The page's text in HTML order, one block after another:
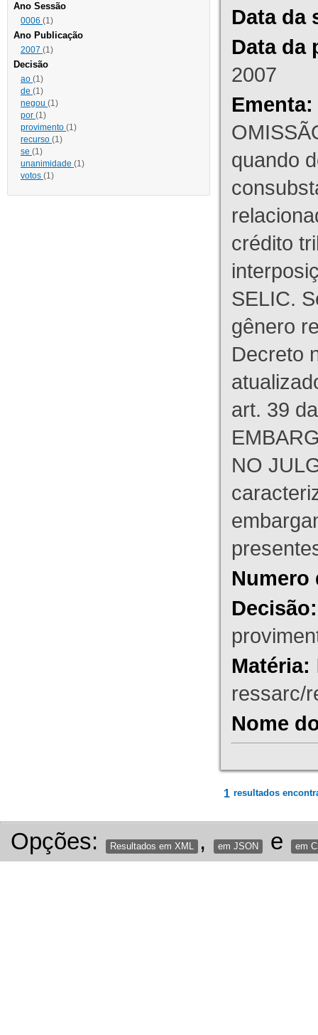
Ano Sessão
0006 (1)
Ano Publicação
2007 (1)
Decisão
ao (1)
de (1)
negou (1)
por (1)
provimento (1)
recurso (1)
se (1)
unanimidade (1)
votos (1)
Data da
Data da
2007
Ementa:
quando
crédito
SELIC.
gênero
Decreto
art. 39
NO
Numero
Decisão:
Matéria:
ressarc/
Nome
1 resultados
Opções: Resultados em XML , em JSON e em